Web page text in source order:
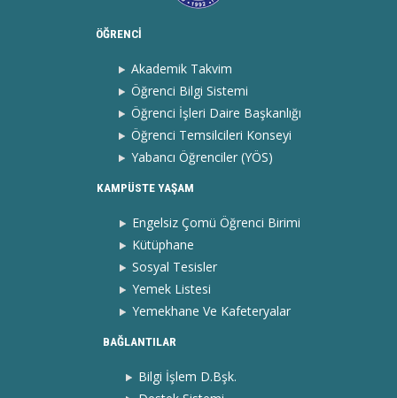
ÖĞRENCİ
Akademik Takvim
Öğrenci Bilgi Sistemi
Öğrenci İşleri Daire Başkanlığı
Öğrenci Temsilcileri Konseyi
Yabancı Öğrenciler (YÖS)
KAMPÜSTE YAŞAM
Engelsiz Çomü Öğrenci Birimi
Kütüphane
Sosyal Tesisler
Yemek Listesi
Yemekhane Ve Kafeteryalar
BAĞLANTILAR
Bilgi İşlem D.Bşk.